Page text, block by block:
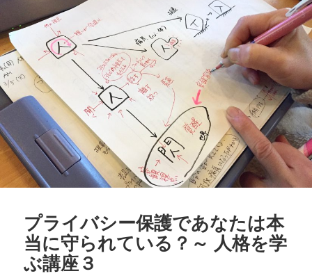
プライバシー保護であなたは本
当に守られている？～ 人格を学
ぶ講座３